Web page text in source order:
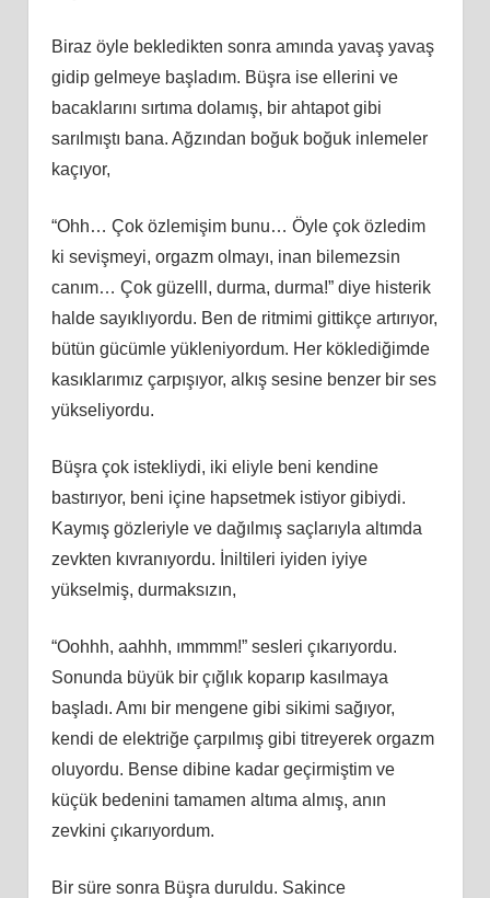
Biraz öyle bekledikten sonra amında yavaş yavaş
gidip gelmeye başladım. Büşra ise ellerini ve
bacaklarını sırtıma dolamış, bir ahtapot gibi
sarılmıştı bana. Ağzından boğuk boğuk inlemeler
kaçıyor,
“Ohh… Çok özlemişim bunu… Öyle çok özledim
ki sevişmeyi, orgazm olmayı, inan bilemezsin
canım… Çok güzelll, durma, durma!” diye histerik
halde sayıklıyordu. Ben de ritmimi gittikçe artırıyor,
bütün gücümle yükleniyordum. Her köklediğimde
kasıklarımız çarpışıyor, alkış sesine benzer bir ses
yükseliyordu.
Büşra çok istekliydi, iki eliyle beni kendine
bastırıyor, beni içine hapsetmek istiyor gibiydi.
Kaymış gözleriyle ve dağılmış saçlarıyla altımda
zevkten kıvranıyordu. İniltileri iyiden iyiye
yükselmiş, durmaksızın,
“Oohhh, aahhh, ımmmm!” sesleri çıkarıyordu.
Sonunda büyük bir çığlık koparıp kasılmaya
başladı. Amı bir mengene gibi sikimi sağıyor,
kendi de elektriğe çarpılmış gibi titreyerek orgazm
oluyordu. Bense dibine kadar geçirmiştim ve
küçük bedenini tamamen altıma almış, anın
zevkini çıkarıyordum.
Bir süre sonra Büşra duruldu. Sakince